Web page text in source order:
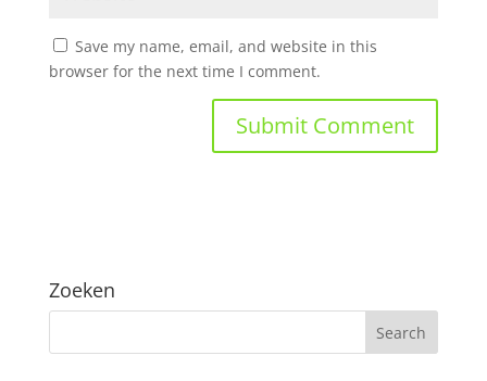
Save my name, email, and website in this
browser for the next time I comment.
Zoeken